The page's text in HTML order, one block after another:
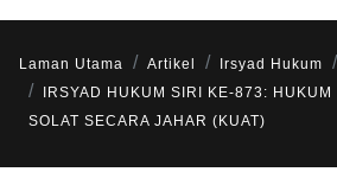
Laman Utama Artikel Irsyad Hukum
IRSYAD HUKUM SIRI KE-873:
SOLAT SECARA JAHAR (KUAT)